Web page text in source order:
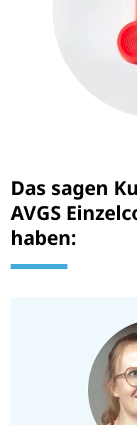
Das sagen
AVGS
haben: